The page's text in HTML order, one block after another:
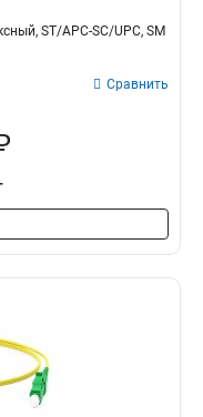
ST/APC-SC/UPC, SM
Сравнить